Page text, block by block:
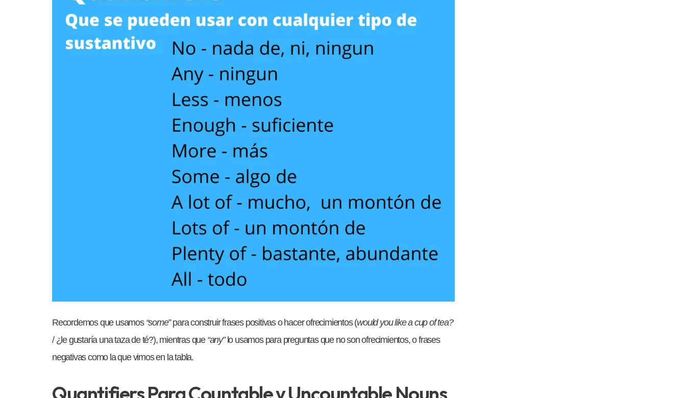
Recordemos que usamos “some” para construir frases positivas o hacer ofrecimientos (would you like a cup of tea?
/ ¿le gustaría una taza de té?), mientras que “any”lo usamos para preguntas que no son ofrecimientos, o frases
negativas como la que vimos en la tabla.